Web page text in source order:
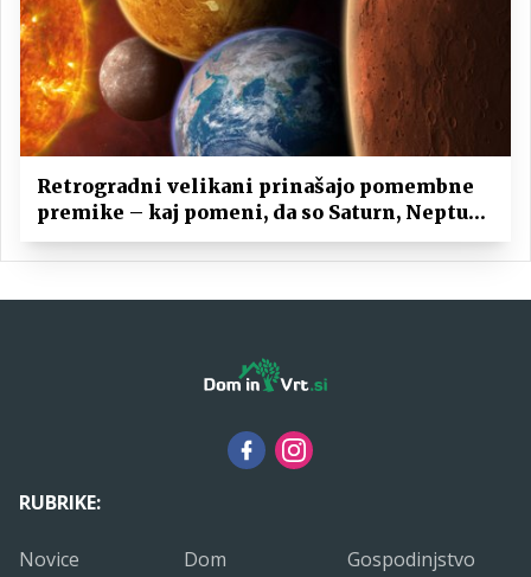
Retrogradni velikani prinašajo pomembne
premike – kaj pomeni, da so Saturn, Neptun
in Pluton hkrati retrogradni?
RUBRIKE:
Novice Dom
Gospodinjstvo